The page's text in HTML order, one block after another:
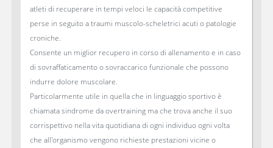
atleti di recuperare in tempi veloci le capacità competitive
perse in seguito a traumi muscolo-scheletrici acuti o patologie
croniche.
Consente un miglior recupero in corso di allenamento e in caso
di sovraffaticamento o sovraccarico funzionale che possono
indurre dolore muscolare.
Particolarmente utile in quella che in linguaggio sportivo è
chiamata sindrome da overtraining ma che trova anche il suo
corrispettivo nella vita quotidiana di ogni individuo ogni volta
che all'organismo vengono richieste prestazioni vicine o